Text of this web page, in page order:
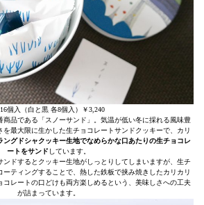
個入（白と黒 各8個入）￥3,240
商品である「スノーサンド」。気温が低い冬に採れる風味豊
最大限に生かした生チョコレートサンドクッキーで、カリ
ングドシャクッキー生地でなめらかな口あたりの生チョコレ
ートをサンド しています。
ンドするとクッキー生地がしっとりしてしまいますが、生チ
ーティングすることで、熱した鉄板で挟み焼きしたカリカリ
コレートの口どけも両方楽しめるという、美味しさへの工夫
が詰まっています。